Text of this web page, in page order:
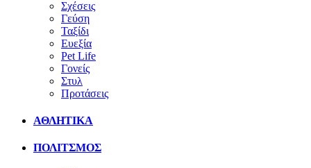
Σχέσεις
Γεύση
Ταξίδι
Ευεξία
Pet Life
Γονείς
Στυλ
Προτάσεις
ΑΘΛΗΤΙΚΑ
ΠΟΛΙΤΣΜΟΣ